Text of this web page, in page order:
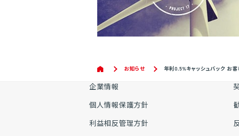
お知らせ 年利0.5%キャッシュバック お
企業情報
個人情報保護方針
利益相反管理方針